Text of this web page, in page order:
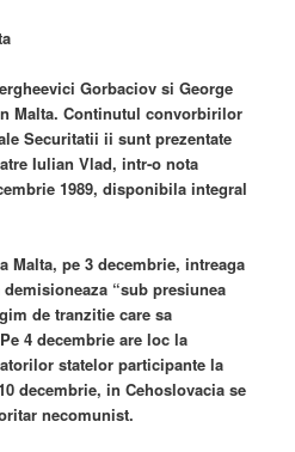
Gorbaciov si George
Malta. Continutul convorbirilor
Securitatii ii sunt prezentate
Iulian Vlad, intr-o nota
1989, disponibila integral
Malta, pe 3 decembrie, intreaga
“sub presiunea
de tranzitie care sa
4 decembrie are loc la
statelor participante la
decembrie, in Cehoslovacia se
necomunist.